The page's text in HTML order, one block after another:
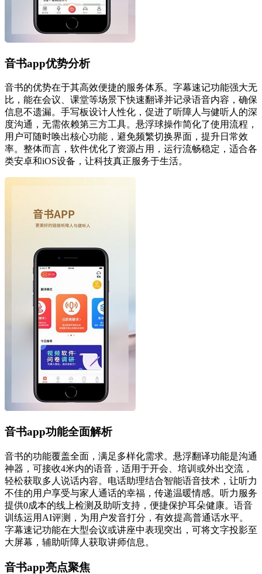
音书app优势分析
音书的优势在于其高效便捷的服务体系。字幕速记功能强大无
比，能在会议、课堂等场景下快速翻译并记录语音内容，确保
信息不遗漏。手写板设计人性化，促进了听障人与健听人的深
度沟通，无需依赖第三方工具。悬浮球操作简化了使用流程，
用户可随时唤出核心功能，避免频繁切换界面，提升日常效
率。整体而言，软件优化了资源占用，运行流畅稳定，适合各
类安卓和iOS设备，让科技真正服务于生活。
音书app功能全面解析
音书的功能覆盖全面，满足多样化需求。悬浮翻译功能是沟通
神器，可接收4米内的语音，适用于开会、培训或外出交流，
轻松获取多人说话内容。电话助理结合智能语音技术，让听力
不佳的用户享受与家人通话的幸福，传递温暖情感。听力服务
提供0成本的线上检测及助听支持，便捷保护耳朵健康。语音
训练运用AI评测，为用户发音打分，有效提高普通话水平。
字幕速记功能在大型会议或讲座中表现突出，可将文字投影至
大屏幕，辅助听障人获取讲师信息。
音书app亮点聚焦